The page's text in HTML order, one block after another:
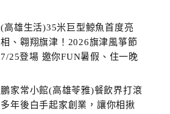
(高雄生活)35米巨型鯨魚首度亮
相、翱翔旗津！2026旗津風箏節
7/25登場 邀你FUN暑假、住一晚
鵬家常小館(高雄苓雅)餐飲界打滾
多年後白手起家創業，讓你相揪